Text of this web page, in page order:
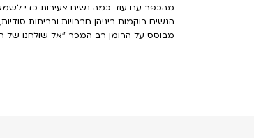
מהכפר עם עוד כמה נשים צעירות כדי
הנשים רוקמות ביניהן חברויות ובריתות
מבוסס על הרומן רב המכר "אל שולחנו של